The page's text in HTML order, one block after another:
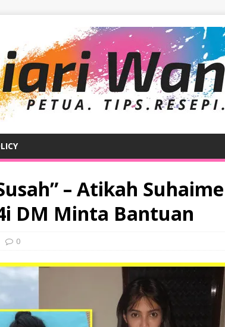
– Atikah Suhaime
DM Minta Bantuan
0